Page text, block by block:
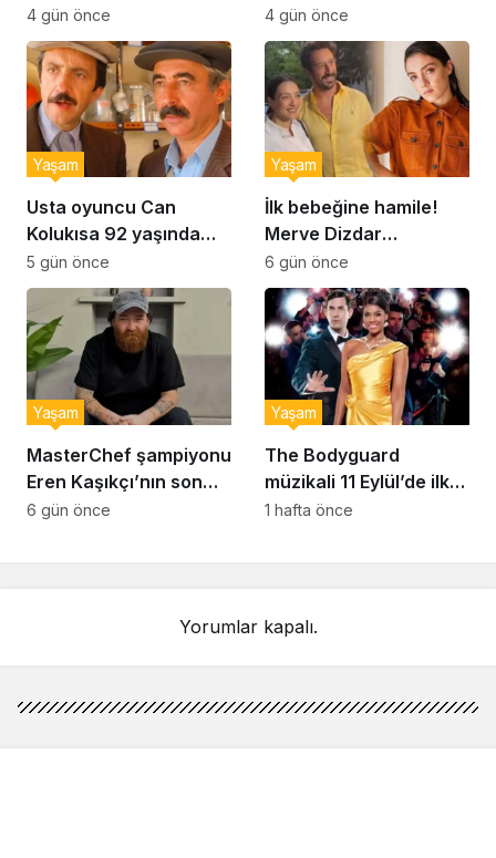
Şekerpare tarifi
4 gün önce
Brownie tadında ıslak
kurabiye tarifi…
4 gün önce
Usta oyuncu Can
Kolukısa 92 yaşında
hayatını kaybetti
Yaşam
5 gün önce
İlk bebeğine hamile!
Merve Dizdar
sessizliğini bozdu: ‘İsim
bulmak çok zor’
Yaşam
6 gün önce
MasterChef şampiyonu
Eren Kaşıkçı’nın son
anlarındaki kahreden
Yaşam
6 gün önce
The Bodyguard
müzikali 11 Eylül’de ilk
kez Türkiye’de
Yaşam
1 hafta önce
Yorumlar kapalı.